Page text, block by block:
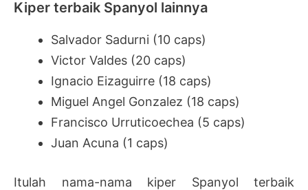
Kiper terbaik Spanyol lainnya
Salvador Sadurni (10 caps)
Victor Valdes (20 caps)
Ignacio Eizaguirre (18 caps)
Miguel Angel Gonzalez (18 caps)
Francisco Urruticoechea (5 caps)
Juan Acuna (1 caps)
Itulah nama-nama kiper Spanyol terbaik